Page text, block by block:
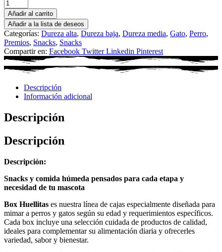
Añadir al carrito
Añadir a la lista de deseos
Categorías: Dureza alta, Dureza baja, Dureza media, Gato, Perro,
Premios, Snacks, Snacks
Compartir en: Facebook Twitter Linkedin Pinterest
Descripción
Información adicional
Descripción
Descripción
Descripción:
Snacks y comida húmeda pensados para cada etapa y
necesidad de tu mascota
Box Huellitas es nuestra línea de cajas especialmente diseñada para
mimar a perros y gatos según su edad y requerimientos específicos.
Cada box incluye una selección cuidada de productos de calidad,
ideales para complementar su alimentación diaria y ofrecerles
variedad, sabor y bienestar.